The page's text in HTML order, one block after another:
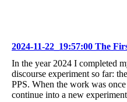
2024-11-22_19:57:00 The
In the year 2024 I completed
discourse experiment so far:
PPS. When the work was
continue into a new